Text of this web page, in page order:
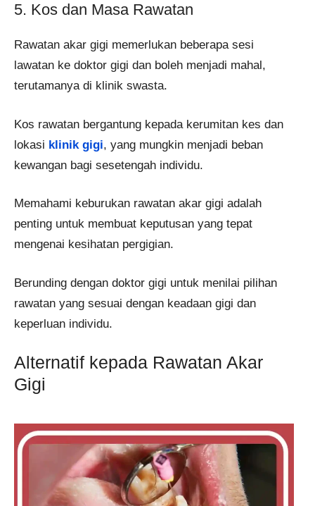
5. Kos dan Masa Rawatan
Rawatan akar gigi memerlukan beberapa sesi
lawatan ke doktor gigi dan boleh menjadi mahal,
terutamanya di klinik swasta.
Kos rawatan bergantung kepada kerumitan kes dan
lokasi klinik gigi, yang mungkin menjadi beban
kewangan bagi sesetengah individu.
Memahami keburukan rawatan akar gigi adalah
penting untuk membuat keputusan yang tepat
mengenai kesihatan pergigian.
Berunding dengan doktor gigi untuk menilai pilihan
rawatan yang sesuai dengan keadaan gigi dan
keperluan individu.
Alternatif kepada Rawatan Akar
Gigi